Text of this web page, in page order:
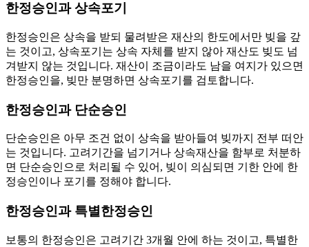
한정승인과 상속포기
한정승인은 상속을 받되 물려받은 재산의 한도에서만 빚을 갚
는 것이고, 상속포기는 상속 자체를 받지 않아 재산도 빚도 넘
겨받지 않는 것입니다. 재산이 조금이라도 남을 여지가 있으면
한정승인을, 빚만 분명하면 상속포기를 검토합니다.
한정승인과 단순승인
단순승인은 아무 조건 없이 상속을 받아들여 빚까지 전부 떠안
는 것입니다. 고려기간을 넘기거나 상속재산을 함부로 처분하
면 단순승인으로 처리될 수 있어, 빚이 의심되면 기한 안에 한
정승인이나 포기를 정해야 합니다.
한정승인과 특별한정승인
보통의 한정승인은 고려기간 3개월 안에 하는 것이고, 특별한